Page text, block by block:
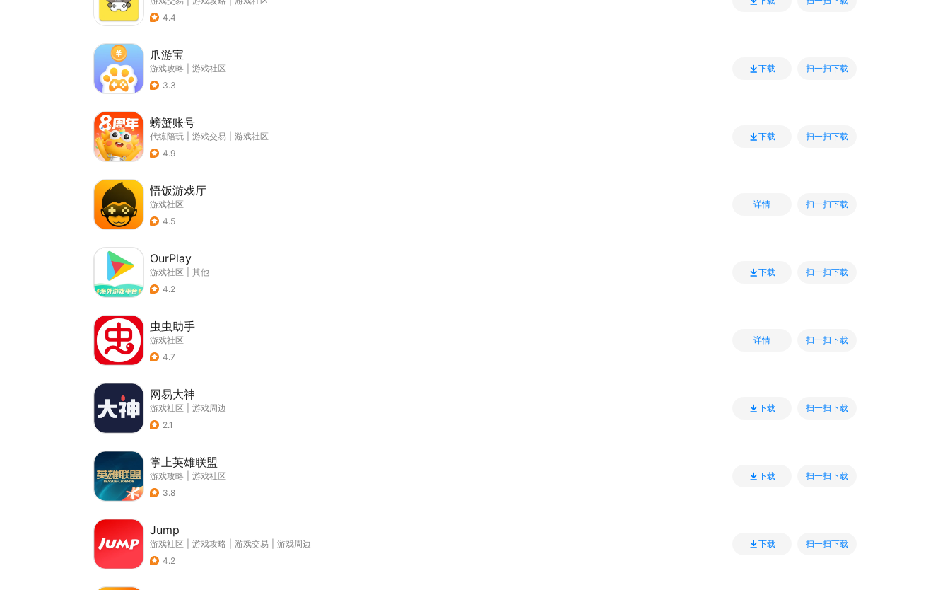
4.4
爪游宝
游戏攻略
游戏社区
3.3
下载 扫一扫下载
螃蟹账号
代练陪玩 游戏交易
游戏社区
4.9
下载 扫一扫下载
悟饭游戏厅
游戏社区
4.5
详情 扫一扫下载
OurPlay
游戏社区
其他
4.2
下载 扫一扫下载
虫虫助手
游戏社区
4.7
详情 扫一扫下载
网易大神
游戏社区
游戏周边
2.1
下载 扫一扫下载
掌上英雄联盟
游戏攻略
游戏社区
3.8
下载 扫一扫下载
Jump
游戏社区 游戏攻略 游戏交易
游戏周边
4.2
下载 扫一扫下载